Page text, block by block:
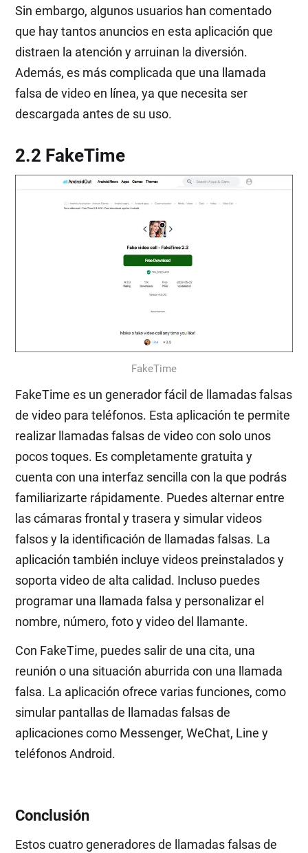
Sin embargo, algunos usuarios han comentado
que hay tantos anuncios en esta aplicación que
distraen la atención y arruinan la diversión.
Además, es más complicada que una llamada
falsa de video en línea, ya que necesita ser
descargada antes de su uso.
2.2 FakeTime
FakeTime
FakeTime es un generador fácil de llamadas falsas
de video para teléfonos. Esta aplicación te permite
realizar llamadas falsas de video con solo unos
pocos toques. Es completamente gratuita y
cuenta con una interfaz sencilla con la que podrás
familiarizarte rápidamente. Puedes alternar entre
las cámaras frontal y trasera y simular videos
falsos y la identificación de llamadas falsas. La
aplicación también incluye videos preinstalados y
soporta video de alta calidad. Incluso puedes
programar una llamada falsa y personalizar el
nombre, número, foto y video del llamante.
Con FakeTime, puedes salir de una cita, una
reunión o una situación aburrida con una llamada
falsa. La aplicación ofrece varias funciones, como
simular pantallas de llamadas falsas de
aplicaciones como Messenger, WeChat, Line y
teléfonos Android.
Conclusión
Estos cuatro generadores de llamadas falsas de